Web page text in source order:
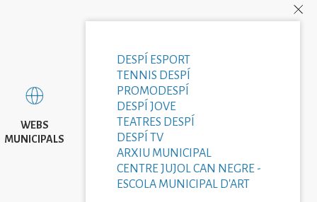
WEBS
MUNICIPALS
DESPÍ ESPORT
TENNIS DESPÍ
PROMODESPÍ
DESPÍ JOVE
TEATRES DESPÍ
DESPÍ TV
ARXIU MUNICIPAL
CENTRE JUJOL CAN NEGRE -
ESCOLA MUNICIPAL D'ART